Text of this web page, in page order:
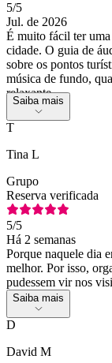
5/5
Jul. de 2026
É muito fácil ter
cidade. O guia de
sobre os pontos
música de fundo,
relaxante.
Saiba mais
T
Tina L
Grupo
Reserva verificada
5/5
Há 2 semanas
Porque naquele dia
melhor. Por isso,
pudessem vir nos
Saiba mais
D
David M